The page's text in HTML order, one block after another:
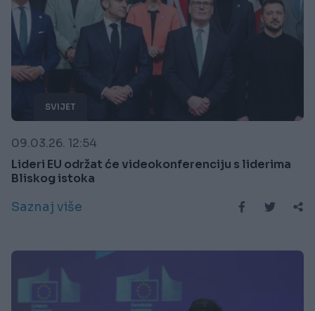
SVIJET
09.03.26. 12:54
Lideri EU održat će videokonferenciju s liderima
Bliskog istoka
Saznaj više